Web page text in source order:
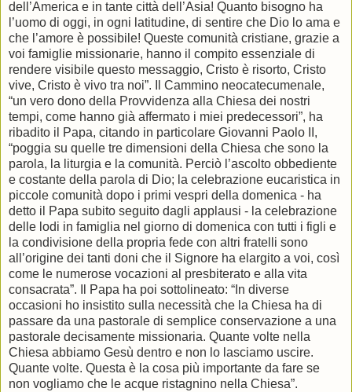
dell’America e in tante città dell’Asia! Quanto bisogno ha
l’uomo di oggi, in ogni latitudine, di sentire che Dio lo ama e
che l’amore è possibile! Queste comunità cristiane, grazie a
voi famiglie missionarie, hanno il compito essenziale di
rendere visibile questo messaggio, Cristo è risorto, Cristo
vive, Cristo è vivo tra noi”. Il Cammino neocatecumenale,
“un vero dono della Provvidenza alla Chiesa dei nostri
tempi, come hanno già affermato i miei predecessori”, ha
ribadito il Papa, citando in particolare Giovanni Paolo II,
“poggia su quelle tre dimensioni della Chiesa che sono la
parola, la liturgia e la comunità. Perciò l’ascolto obbediente
e costante della parola di Dio; la celebrazione eucaristica in
piccole comunità dopo i primi vespri della domenica - ha
detto il Papa subito seguito dagli applausi - la celebrazione
delle lodi in famiglia nel giorno di domenica con tutti i figli e
la condivisione della propria fede con altri fratelli sono
all’origine dei tanti doni che il Signore ha elargito a voi, così
come le numerose vocazioni al presbiterato e alla vita
consacrata”. Il Papa ha poi sottolineato: “In diverse
occasioni ho insistito sulla necessità che la Chiesa ha di
passare da una pastorale di semplice conservazione a una
pastorale decisamente missionaria. Quante volte nella
Chiesa abbiamo Gesù dentro e non lo lasciamo uscire.
Quante volte. Questa è la cosa più importante da fare se
non vogliamo che le acque ristagnino nella Chiesa”.